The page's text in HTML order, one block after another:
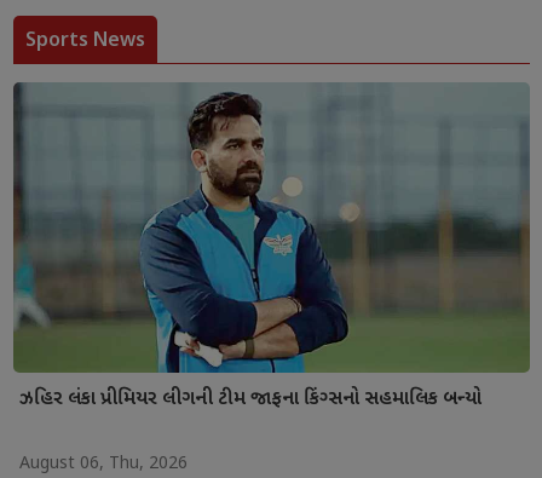
Sports News
ઝહિર લંકા પ્રીમિયર લીગની ટીમ જાફના કિંગ્સનો સહમાલિક બન્યો
August 06, Thu, 2026